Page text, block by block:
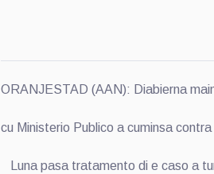
ORANJESTAD (AAN): Diabierna
cu Ministerio Publico a cuminsa
Luna pasa tratamento di e caso a